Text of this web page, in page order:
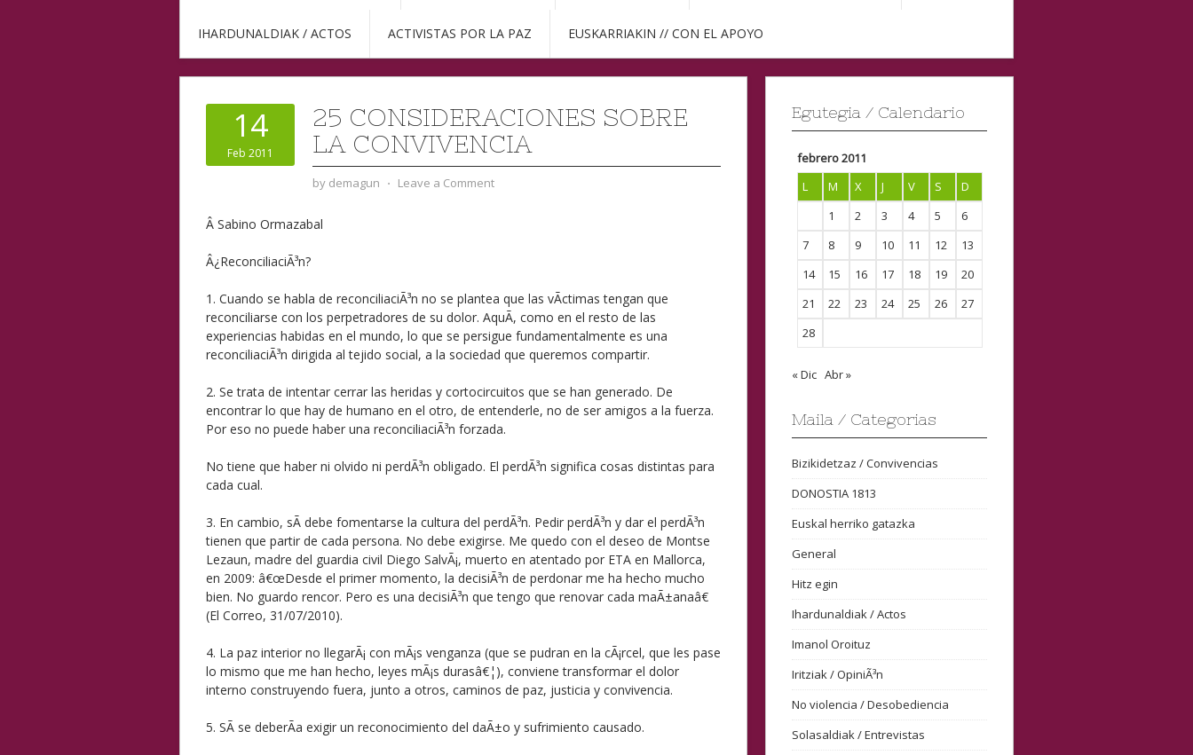
IHARDUNALDIAK / ACTOS ACTIVISTAS POR LA PAZ EUSKARRIAKIN // CON EL APOYO
14
Feb 2011
25 CONSIDERACIONES SOBRE
LA CONVIVENCIA
by demagun ⋅ Leave a Comment
Â Sabino Ormazabal
Â¿ReconciliaciÃ³n?
1. Cuando se habla de reconciliaciÃ³n no se plantea que las vÃ­ctimas tengan que
reconciliarse con los perpetradores de su dolor. AquÃ­, como en el resto de las
experiencias habidas en el mundo, lo que se persigue fundamentalmente es una
reconciliaciÃ³n dirigida al tejido social, a la sociedad que queremos compartir.
2. Se trata de intentar cerrar las heridas y cortocircuitos que se han generado. De
encontrar lo que hay de humano en el otro, de entenderle, no de ser amigos a la fuerza.
Por eso no puede haber una reconciliaciÃ³n forzada.
No tiene que haber ni olvido ni perdÃ³n obligado. El perdÃ³n significa cosas distintas para
cada cual.
3. En cambio, sÃ­ debe fomentarse la cultura del perdÃ³n. Pedir perdÃ³n y dar el perdÃ³n
tienen que partir de cada persona. No debe exigirse. Me quedo con el deseo de Montse
Lezaun, madre del guardia civil Diego SalvÃ¡, muerto en atentado por ETA en Mallorca,
en 2009: â€œDesde el primer momento, la decisiÃ³n de perdonar me ha hecho mucho
bien. No guardo rencor. Pero es una decisiÃ³n que tengo que renovar cada maÃ±anaâ€
(El Correo, 31/07/2010).
4. La paz interior no llegarÃ¡ con mÃ¡s venganza (que se pudran en la cÃ¡rcel, que les pase
lo mismo que me han hecho, leyes mÃ¡s durasâ€¦), conviene transformar el dolor
interno construyendo fuera, junto a otros, caminos de paz, justicia y convivencia.
5. SÃ­ se deberÃ­a exigir un reconocimiento del daÃ±o y sufrimiento causado.
Egutegia / Calendario
febrero 2011
L
M X J V S
D
1
2 3 4 5
6
7
8 9 10 11 12
13
14
15 16 17 18 19
20
21
22 23 24 25 26
27
28
« Dic Abr »
Maila / Categorias
Bizikidetzaz / Convivencias
DONOSTIA 1813
Euskal herriko gatazka
General
Hitz egin
Ihardunaldiak / Actos
Imanol Oroituz
Iritziak / OpiniÃ³n
No violencia / Desobediencia
Solasaldiak / Entrevistas